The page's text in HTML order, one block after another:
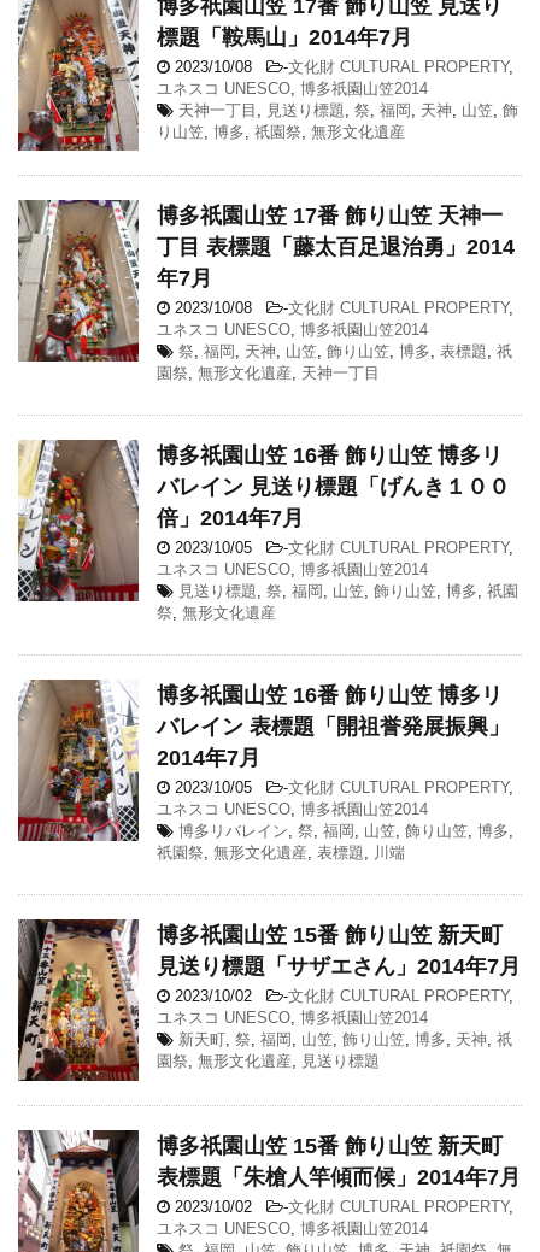
博多祇園山笠 17番 飾り山笠 見送り
標題「鞍馬山」2014年7月
2023/10/08 -文化財 CULTURAL PROPERTY,
ユネスコ UNESCO, 博多祇園山笠2014
天神一丁目 , 見送り標題, 祭, 福岡 , 天神, 山笠, 飾
り山笠, 博多, 祇園祭, 無形文化遺産
博多祇園山笠 17番 飾り山笠 天神一
丁目 表標題「藤太百足退治勇」2014
年7月
2023/10/08 -文化財 CULTURAL PROPERTY,
ユネスコ UNESCO, 博多祇園山笠2014
祭, 福岡 , 天神, 山笠, 飾り山笠, 博多, 表標題, 祇
園祭, 無形文化遺産, 天神一丁目
博多祇園山笠 16番 飾り山笠 博多リ
バレイン 見送り標題「げんき１００
倍」2014年7月
2023/10/05 -文化財 CULTURAL PROPERTY,
ユネスコ UNESCO, 博多祇園山笠2014
見送り標題, 祭, 福岡 , 山笠, 飾り山笠, 博多, 祇園
祭, 無形文化遺産
博多祇園山笠 16番 飾り山笠 博多リ
バレイン 表標題「開祖誉発展振興」
2014年7月
2023/10/05 -文化財 CULTURAL PROPERTY,
ユネスコ UNESCO, 博多祇園山笠2014
博多リバレイン, 祭, 福岡 , 山笠, 飾り山笠, 博多,
祇園祭, 無形文化遺産, 表標題, 川端
博多祇園山笠 15番 飾り山笠 新天町
見送り標題「サザエさん」2014年7月
2023/10/02 -文化財 CULTURAL PROPERTY,
ユネスコ UNESCO, 博多祇園山笠2014
新天町, 祭, 福岡 , 山笠, 飾り山笠, 博多, 天神, 祇
園祭, 無形文化遺産, 見送り標題
博多祇園山笠 15番 飾り山笠 新天町
表標題「朱槍人竿傾而候」2014年7月
2023/10/02 -文化財 CULTURAL PROPERTY,
ユネスコ UNESCO 博多祇園山笠2014